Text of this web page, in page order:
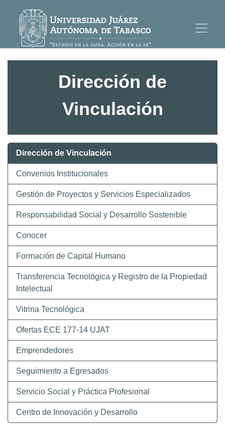
Dirección de
Vinculación
Dirección de Vinculación
Convenios Institucionales
Gestión de Proyectos y Servicios Especializados
Responsabilidad Social y Desarrollo Sostenible
Conocer
Formación de Capital Humano
Transferencia Tecnológica y Registro de la Propiedad
Intelectual
Vitrina Tecnológica
Ofertas ECE 177-14 UJAT
Emprendedores
Seguimiento a Egresados
Servicio Social y Práctica Profesional
Centro de Innovación y Desarrollo